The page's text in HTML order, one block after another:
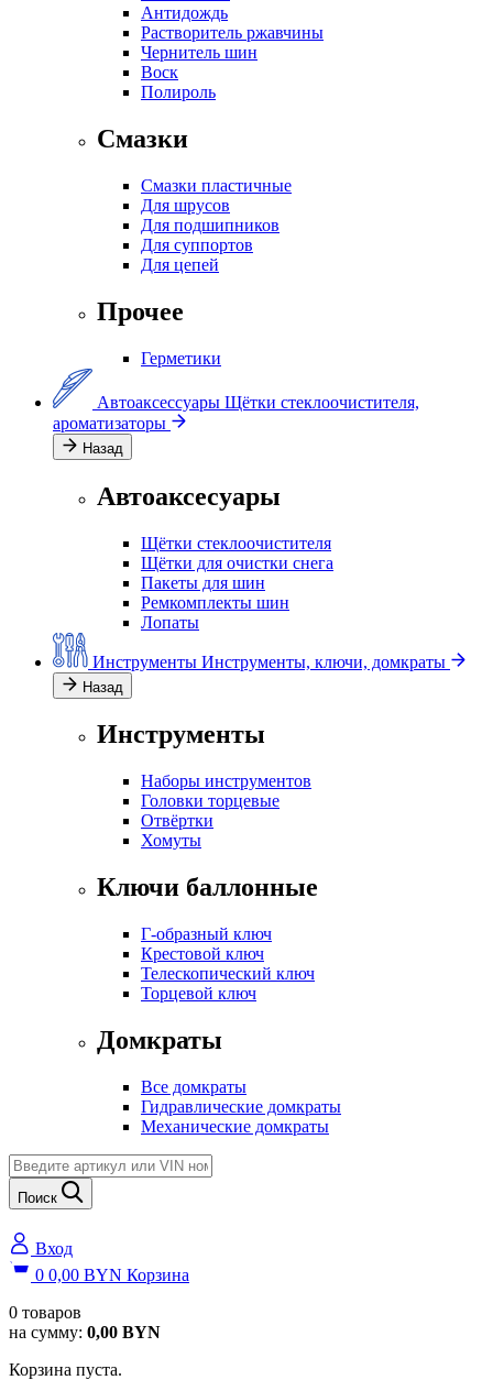
Антидождь
Растворитель ржавчины
Чернитель шин
Воск
Полироль
Смазки
Смазки пластичные
Для шрусов
Для подшипников
Для суппортов
Для цепей
Прочее
Герметики
Автоаксессуары Щётки стеклоочистителя,
ароматизаторы
Назад
Автоаксесуары
Щётки стеклоочистителя
Щётки для очистки снега
Пакеты для шин
Ремкомплекты шин
Лопаты
Инструменты Инструменты, ключи, домкраты
Назад
Инструменты
Наборы инструментов
Головки торцевые
Отвёртки
Хомуты
Ключи баллонные
Г-образный ключ
Крестовой ключ
Телескопический ключ
Торцевой ключ
Домкраты
Все домкраты
Гидравлические домкраты
Механические домкраты
Поиск
Вход
0 0,00 BYN Корзина
0 товаров
на сумму: 0,00 BYN
Корзина пуста.